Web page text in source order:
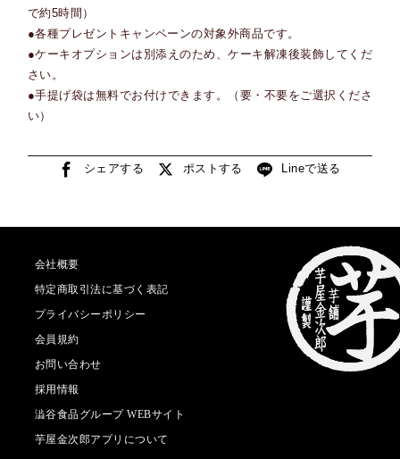
で約5時間）
●各種プレゼントキャンペーンの対象外商品です。
●ケーキオプションは別添えのため、ケーキ解凍後装飾してくだ
さい。
●手提げ袋は無料でお付けできます。（要・不要をご選択くださ
い）
会社概要
特定商取引法に基づく表記
プライバシーポリシー
会員規約
お問い合わせ
採用情報
澁谷食品グループ WEBサイト
芋屋金次郎アプリについて
シェアする ポストする Lineで送る